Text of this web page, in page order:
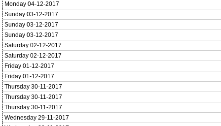
Monday 04-12-2017
Sunday 03-12-2017
Sunday 03-12-2017
Sunday 03-12-2017
Saturday 02-12-2017
Saturday 02-12-2017
Friday 01-12-2017
Friday 01-12-2017
Thursday 30-11-2017
Thursday 30-11-2017
Thursday 30-11-2017
Wednesday 29-11-2017